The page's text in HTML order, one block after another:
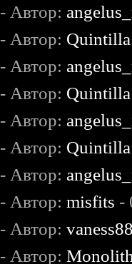
- Автор:
- Автор: Quintilla
- Автор:
- Автор: Quintilla
- Автор:
- Автор: Quintilla
- Автор:
- Автор:misfits -
- Автор:
- Автор: